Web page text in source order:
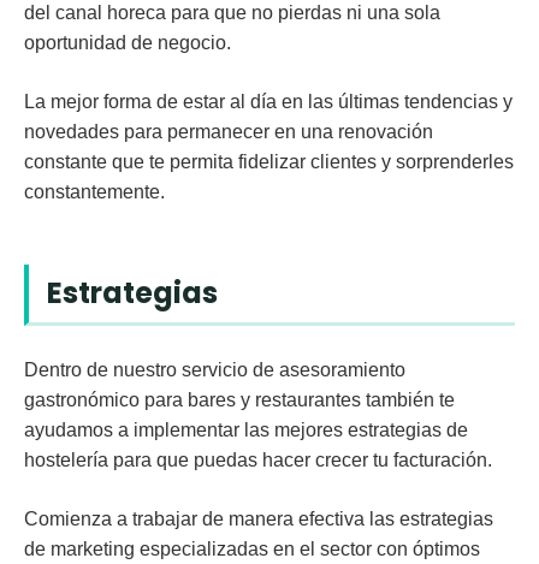
del canal horeca para que no pierdas ni una sola
oportunidad de negocio.
La mejor forma de estar al día en las últimas tendencias y
novedades para permanecer en una renovación
constante que te permita fidelizar clientes y sorprenderles
constantemente.
Estrategias
Dentro de nuestro servicio de asesoramiento
gastronómico para bares y restaurantes también te
ayudamos a implementar las mejores estrategias de
hostelería para que puedas hacer crecer tu facturación.
Comienza a trabajar de manera efectiva las estrategias
de marketing especializadas en el sector con óptimos